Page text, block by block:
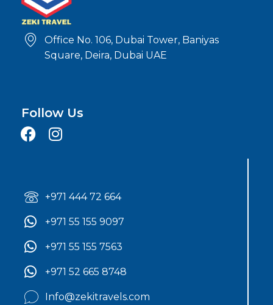
Office No. 106, Dubai Tower, Baniyas
Square, Deira, Dubai UAE
Follow Us
+971 444 72 664
+971 55 155 9097
+971 55 155 7563
+971 52 665 8748
Info@zekitravels.com